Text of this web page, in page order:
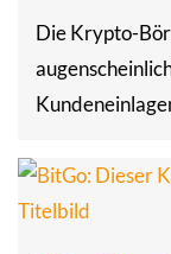
Die Krypto-